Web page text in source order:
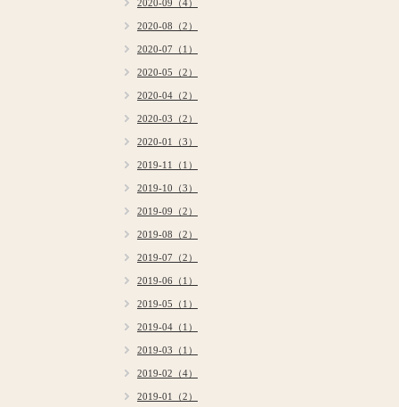
2020-09（4）
2020-08（2）
2020-07（1）
2020-05（2）
2020-04（2）
2020-03（2）
2020-01（3）
2019-11（1）
2019-10（3）
2019-09（2）
2019-08（2）
2019-07（2）
2019-06（1）
2019-05（1）
2019-04（1）
2019-03（1）
2019-02（4）
2019-01（2）